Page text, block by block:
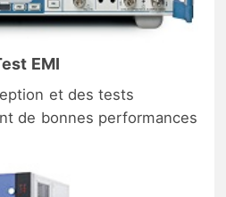
EMI
et des tests
de bonnes performances